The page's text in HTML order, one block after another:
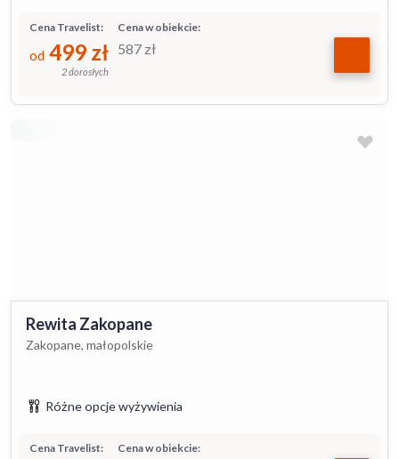
Cena w obiekcie:
587 zł
Cena Travelist:
od 499 zł
2 dorosłych
Rewita Zakopane
Zakopane, małopolskie
Różne opcje wyżywienia
Cena w obiekcie:
Cena Travelist: